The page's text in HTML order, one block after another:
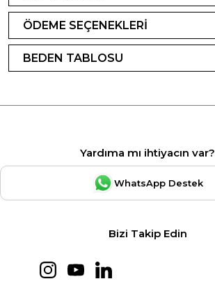
ÖDEME SEÇENEKLERİ
BEDEN TABLOSU
Yardıma mı ihtiyacın var?
WhatsApp Destek
Bizi Takip Edin